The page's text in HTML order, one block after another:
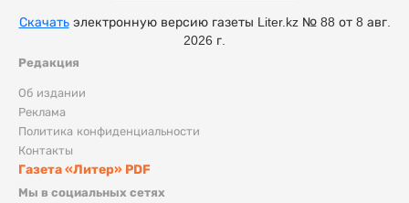
Редакция
Об издании
Реклама
Политика конфиденциальности
Контакты
Газета «Литер» PDF
Мы в социальных сетях
Скачатьэлектронную версию газеты Liter.kz № 88 от 8 авг.
2026 г.